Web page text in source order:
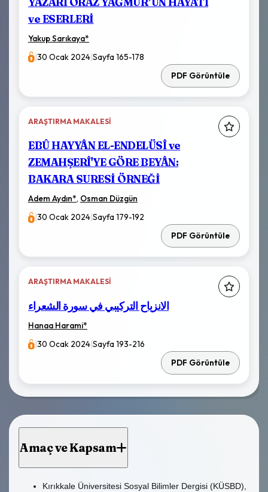
ve ESERLERİ
Yakup Sarıkaya*
|30 Ocak 2024|Sayfa 165-178
PDF Görüntüle
ARAŞTIRMA MAKALESI
EBÛ HAYYÂN EL-ENDELÜSÎ ve
ZEMAHŞERÎ'YE GÖRE BEYÂN:
BAKARA SURESİ ÖRNEĞİ
Adem Aydın*, Osman Düzgün
|30 Ocak 2024 |Sayfa 179-192
PDF Görüntüle
ARAŞTIRMA MAKALESI
الانزياح التركيبي في سورة الشعراء
Hanaa Harami*
|30 Ocak 2024|Sayfa 193-216
PDF Görüntüle
Amaç ve Kapsam
Kırıkkale Üniversitesi Sosyal Bilimler Dergisi (KÜSBD),